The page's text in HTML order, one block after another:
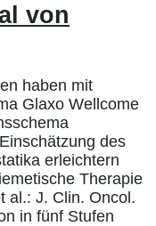
von
haben mit
Glaxo Wellcome
des
erleichtern
Therapie
al.: J. Clin. Oncol.
in fünf Stufen